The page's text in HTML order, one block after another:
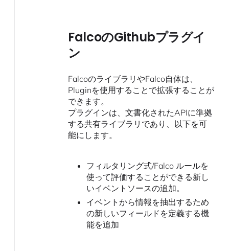
FalcoのGithubプラグイ
ン
FalcoのライブラリやFalco自体は、
Pluginを使用することで拡張することが
できます。
プラグインは、文書化されたAPIに準拠
する共有ライブラリであり、以下を可
能にします。
フィルタリング式/Falco ルールを
使って評価することができる新し
いイベントソースの追加。
イベントから情報を抽出するため
の新しいフィールドを定義する機
能を追加